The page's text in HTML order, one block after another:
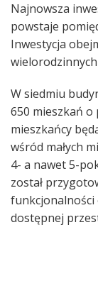
Najnowsza
powstaje
Inwestycja
W siedmiu
650 mieszkań o
mieszkańcy
wśród małych
4- a nawet 5-
został
dostępnej